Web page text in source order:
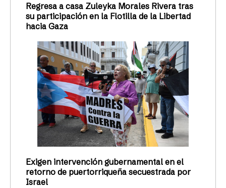
Regresa a casa Zuleyka Morales Rivera tras
su participación en la Flotilla de la Libertad
hacia Gaza
Exigen intervención gubernamental en el
retorno de puertorriqueña secuestrada por
Israel